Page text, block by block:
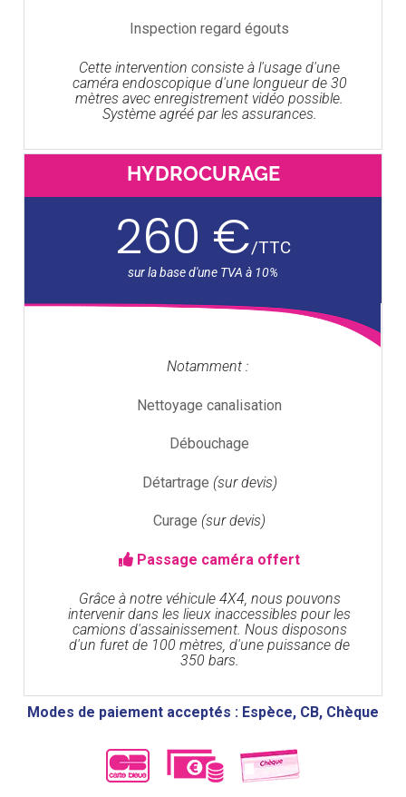
Inspection regard égouts
Cette intervention consiste à l'usage d'une
caméra endoscopique d'une longueur de 30
mètres avec enregistrement vidéo possible.
Système agréé par les assurances.
HYDROCURAGE
260 €/TTC
Notamment :
Nettoyage canalisation
Débouchage
Détartrage (sur devis)
Curage (sur devis)
Passage caméra offert
Grâce à notre véhicule 4X4, nous pouvons
intervenir dans les lieux inaccessibles pour les
camions d'assainissement. Nous disposons
d'un furet de 100 mètres, d'une puissance de
350 bars.
Modes de paiement acceptés : Espèce, CB, Chèque